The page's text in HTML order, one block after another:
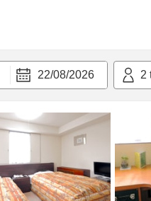
22/08/2026 2